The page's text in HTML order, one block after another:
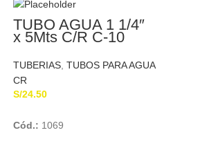
TUBO AGUA 1 1/4″
x 5Mts C/R C-10
TUBERIAS,TUBOS PARA AGUA
CR
S/24.50
Cód.: 1069